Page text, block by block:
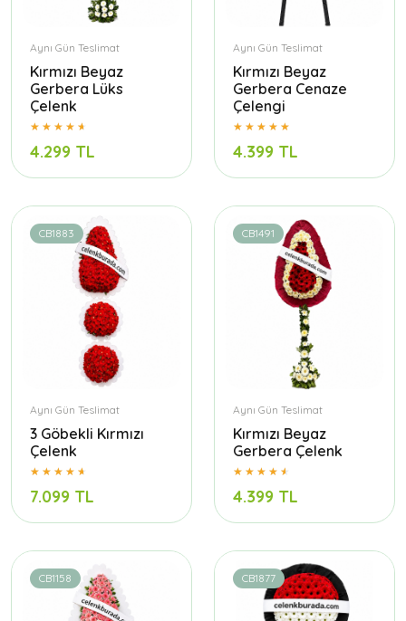
Aynı Gün Teslimat
Kırmızı Beyaz
Gerbera Lüks
Çelenk
4.299 TL
Aynı Gün Teslimat
Kırmızı Beyaz
Gerbera Cenaze
Çelengi
4.399 TL
CB1883
Aynı Gün Teslimat
3 Göbekli Kırmızı
Çelenk
7.099 TL
CB1491
Aynı Gün Teslimat
Kırmızı Beyaz
Gerbera Çelenk
4.399 TL
CB1158 CB1877